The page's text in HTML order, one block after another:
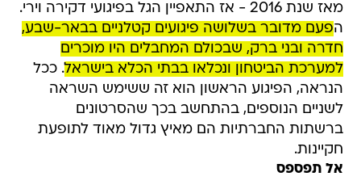
מאז שנת 2016 - אז התאפיין הגל בפיגועי דקירה וירי.
הפעם מדובר בשלושה פיגועים קטלניים בבאר-שבע,
חדרה ובני ברק, שבכולם המחבלים היו מוכרים
למערכת הביטחון ונכלאו בבתי הכלא בישראל. ככל
הנראה, הפיגוע הראשון הוא זה ששימש השראה
לשניים הנוספים, בהתחשב בכך שהסרטונים
ברשתות החברתיות הם מאיץ גדול מאוד לתופעת
חקיינות.
אל תפספס